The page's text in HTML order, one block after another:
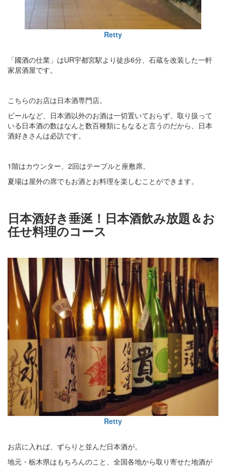
Retty
「國酒の仕業」はUR宇都宮駅より徒歩6分、石蔵を改装した一軒
家居酒屋です。
こちらのお店は日本酒専門店。
ビールなど、日本酒以外のお酒は一切置いておらず、取り扱って
いる日本酒の数はなんと数百種類にもなると言うのだから、日本
酒好きさんは必訪です。
1階はカウンター、2回はテーブルと座敷席。
夏場は屋外の席でもお酒とお料理を楽しむことができます。
日本酒好き垂涎！日本酒飲み放題＆お
任せ料理のコース
Retty
お店に入れば、ずらりと並んだ日本酒が。
地元・栃木県はもちろんのこと、全国各地から取り寄せた地酒が